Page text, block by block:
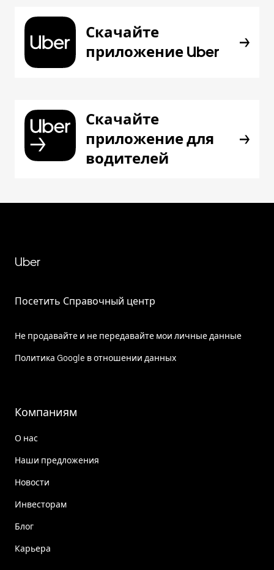
Скачайте
приложение Uber
Скачайте
приложение для
водителей
Uber
Посетить Справочный центр
Не продавайте и не передавайте мои личные данные
Политика Google в отношении данных
Компаниям
О нас
Наши предложения
Новости
Инвесторам
Блог
Карьера